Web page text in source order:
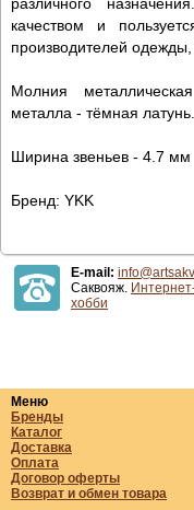
качеством и
производителей
Молния
металла - тёмная латунь.
Ширина звеньев - 4.7 мм
Бренд: YKK
E-mail:
Саквояж.
хобби
Меню
Бренды
Каталог
Доставка
Оплата
Договор оферты
Возврат и обмен товара